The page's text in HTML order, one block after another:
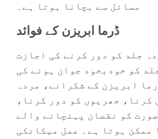
مسائل سے بچانا ہوتا ہے۔
ڈرما ابریزن کے فوائد
جلد کو دور کرنے کی اجازت
کو خودبخود جوان ہونے کی
ابریزن کے شکرانے، مردہ
کرنا، جھریوں کو دور کرنا،
کو نقصان پہنچانے والے
ممکن ہوتا ہے۔ عمل میکانکی